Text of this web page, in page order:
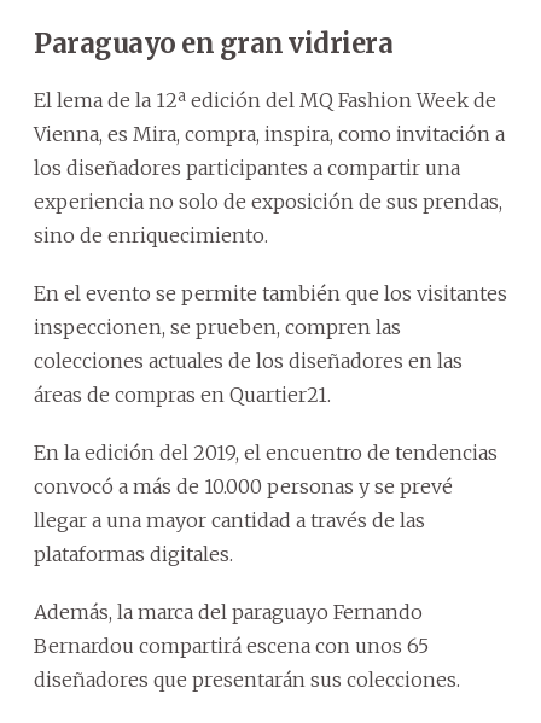
Paraguayo en gran vidriera
El lema de la 12ª edición del MQ Fashion Week de
Vienna, es Mira, compra, inspira, como invitación a
los diseñadores participantes a compartir una
experiencia no solo de exposición de sus prendas,
sino de enriquecimiento.
En el evento se permite también que los visitantes
inspeccionen, se prueben, compren las
colecciones actuales de los diseñadores en las
áreas de compras en Quartier21.
En la edición del 2019, el encuentro de tendencias
convocó a más de 10.000 personas y se prevé
llegar a una mayor cantidad a través de las
plataformas digitales.
Además, la marca del paraguayo Fernando
Bernardou compartirá escena con unos 65
diseñadores que presentarán sus colecciones.